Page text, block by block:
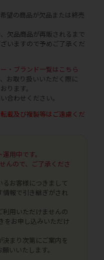
望の商品が欠品または終売
欠品商品が再販されるまで
いますので予めご了承くだ
・ブランド一覧はこちら
お取り扱いいただく際に
ります。
合わせください。
載及び複製等はご遠慮くだ
用中です。
んので、ご了承くださ
お客様につきまして
報で引き継ぎがされ
用いただけませんの
をお申し込みいただけ
まり次第にご案内を
いいたします。